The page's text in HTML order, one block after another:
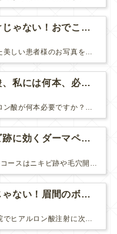
丸くするだけじゃない！おでこのヒアルロン酸注射
先日、ご紹介した美しい患者様のお写真を使わせていただいて、おでこのヒアルロン酸注射について説明します。 （≫ 写真の患者様の経過はこちら『２年間で若返って綺麗になられた患者様』） なぜおでこに...
ヒアルロン酸、私には何本、必要ですか？
「私にはヒアルロン酸が何本必要ですか？」 診察の時によく聞かれますが、なかなか難しい質問です。 どこまでこだわってキレイにしたいかによって 使うヒアルロン酸の量が変わるからです。 前回もご紹介させ...
毛穴とニキビ跡に効くダーマペン４フルコース
縦ジワだけじゃない！眉間のボトックス注射
ボトックスは当院でヒアルロン酸注射に次いで人気のある治療です。 私自身、美容治療が制限されていた妊娠・授乳中に一番やりたかったのはボトックスで、 「ボトックスが世の中から無くなったら困る！」と...